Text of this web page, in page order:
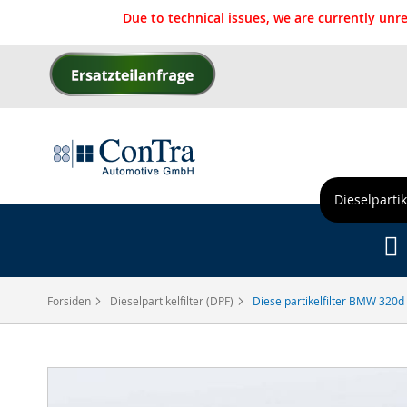
Due to technical issues, we are currently
Skip
Forsiden Dieselpartikelfilter (DPF) Dieselpartikelfilter BMW 320d